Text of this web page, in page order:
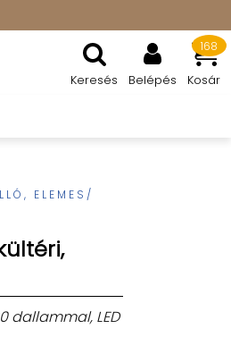
Keresés Belépés Kosár
168
ELEMES/
dallammal, LED